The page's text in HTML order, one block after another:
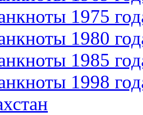
1975
1980
1985
1998